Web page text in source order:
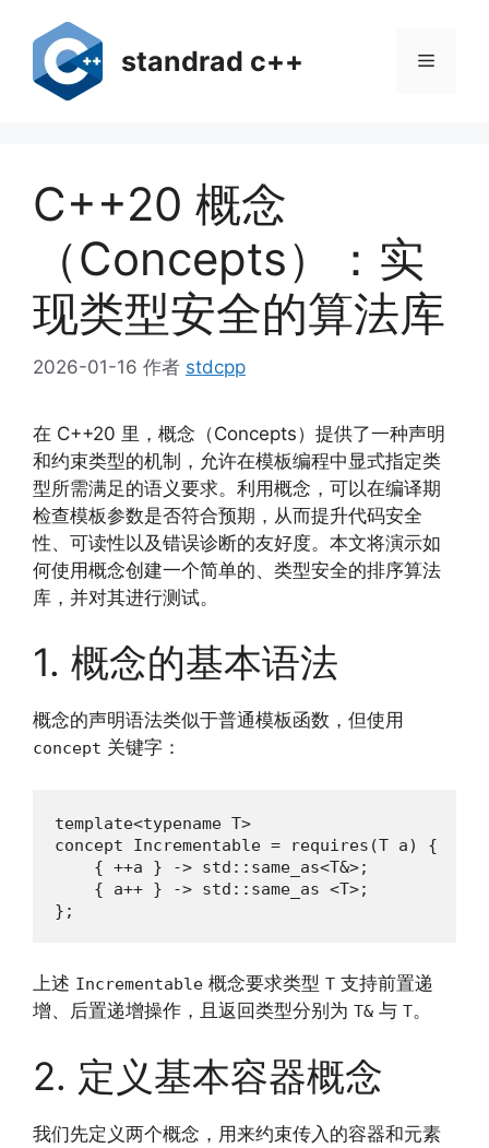
standrad c++ 菜
C++20 概念
（Concepts）：实
现类型安全的算法库
2026-01-16 作者 stdcpp
在 C++20 里，概念（Concepts）提供了一种声明
和约束类型的机制，允许在模板编程中显式指定类
型所需满足的语义要求。利用概念，可以在编译期
检查模板参数是否符合预期，从而提升代码安全
性、可读性以及错误诊断的友好度。本文将演示如
何使用概念创建一个简单的、类型安全的排序算法
库，并对其进行测试。
1. 概念的基本语法
概念的声明语法类似于普通模板函数，但使用
concept 关键字：
template<typename T>
concept Incrementable = requires(T a) {
    { ++a } -> std::same_as<T&>;
    { a++ } -> std::same_as <T>;
};
上述 Incrementable 概念要求类型 T 支持前置递
增、后置递增操作，且返回类型分别为 T& 与 T。
2. 定义基本容器概念
我们先定义两个概念，用来约束传入的容器和元素